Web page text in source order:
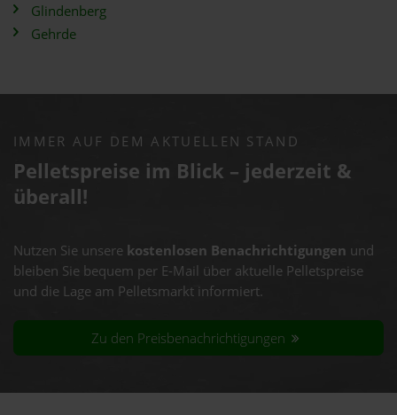
Glindenberg
Gehrde
IMMER AUF DEM AKTUELLEN STAND
Pelletspreise im Blick – jederzeit &
überall!
Nutzen Sie unsere kostenlosen Benachrichtigungen und
bleiben Sie bequem per E-Mail über aktuelle Pelletspreise
und die Lage am Pelletsmarkt informiert.
Zu den Preisbenachrichtigungen